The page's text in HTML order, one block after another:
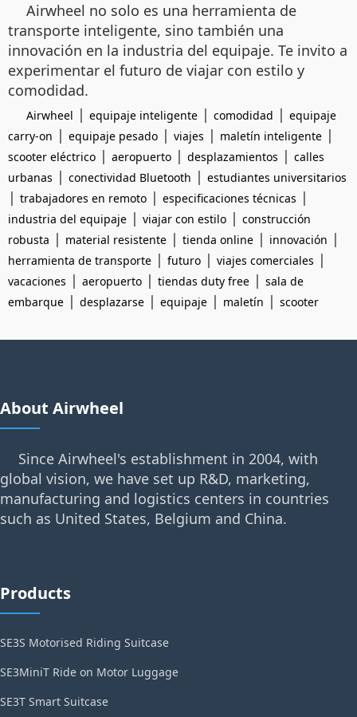
Airwheel no solo es una herramienta de
transporte inteligente, sino también una
innovación en la industria del equipaje. Te invito a
experimentar el futuro de viajar con estilo y
comodidad.
Airwheel | equipaje inteligente | comodidad | equipaje
carry-on | equipaje pesado | viajes | maletín inteligente |
scooter eléctrico | aeropuerto | desplazamientos | calles
urbanas | conectividad Bluetooth | estudiantes universitarios
| trabajadores en remoto | especificaciones técnicas |
industria del equipaje | viajar con estilo | construcción
robusta | material resistente | tienda online | innovación |
herramienta de transporte | futuro | viajes comerciales |
vacaciones | aeropuerto | tiendas duty free | sala de
embarque | desplazarse | equipaje | maletín | scooter
About Airwheel
Since Airwheel's establishment in 2004, with
global vision, we have set up R&D, marketing,
manufacturing and logistics centers in countries
such as United States, Belgium and China.
Products
SE3S Motorised Riding Suitcase
SE3MiniT Ride on Motor Luggage
SE3T Smart Suitcase